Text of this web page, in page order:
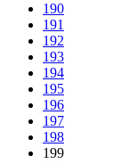
190
191
192
193
194
195
196
197
198
199